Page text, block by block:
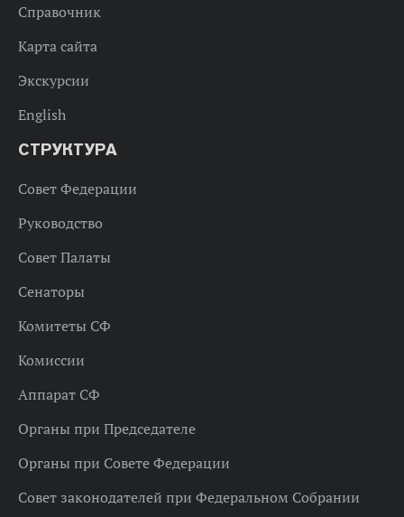
Справочник
Карта сайта
Экскурсии
English
СТРУКТУРА
Совет Федерации
Руководство
Совет Палаты
Сенаторы
Комитеты СФ
Комиссии
Аппарат СФ
Органы при Председателе
Органы при Совете Федерации
Совет законодателей при Федеральном Собрании